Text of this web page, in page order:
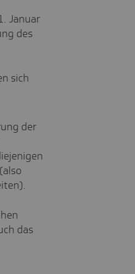
Januar
des
sich
der
das